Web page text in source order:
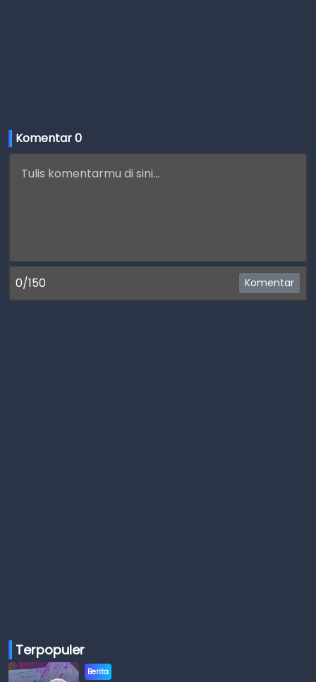
Komentar 0
0/150 Komentar
Terpopuler
Berita